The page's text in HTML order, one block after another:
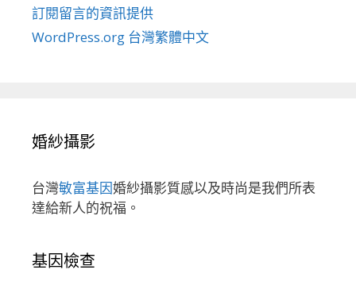
訂閱留言的資訊提供
WordPress.org 台灣繁體中文
婚紗攝影
台灣敏富基因婚紗攝影質感以及時尚是我們所表
達給新人的祝福。
基因檢查